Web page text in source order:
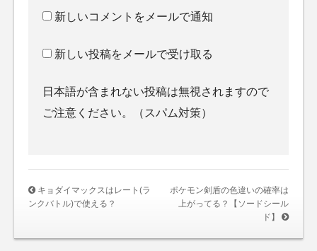
新しいコメントをメールで通知
新しい投稿をメールで受け取る
日本語が含まれない投稿は無視されますので
ご注意ください。（スパム対策）
キョダイマックスはレート(ラ
ンクバトル)で使える？
ポケモン剣盾の色違いの確率は
上がってる？【ソードシール
ド】